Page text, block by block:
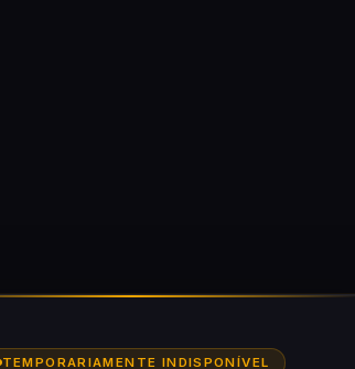
TEMPORARIAMENTE INDISPONÍVEL